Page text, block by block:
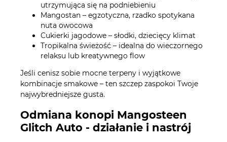
utrzymująca się na podniebieniu
Mangostan – egzotyczna, rzadko spotykana
nuta owocowa
Cukierki jagodowe – słodki, dziecięcy klimat
Tropikalna świeżość – idealna do wieczornego
relaksu lub kreatywnego flow
Jeśli cenisz sobie mocne terpeny i wyjątkowe
kombinacje smakowe – ten szczep zaspokoi Twoje
najwybredniejsze gusta.
Odmiana konopi Mangosteen
Glitch Auto - działanie i nastrój